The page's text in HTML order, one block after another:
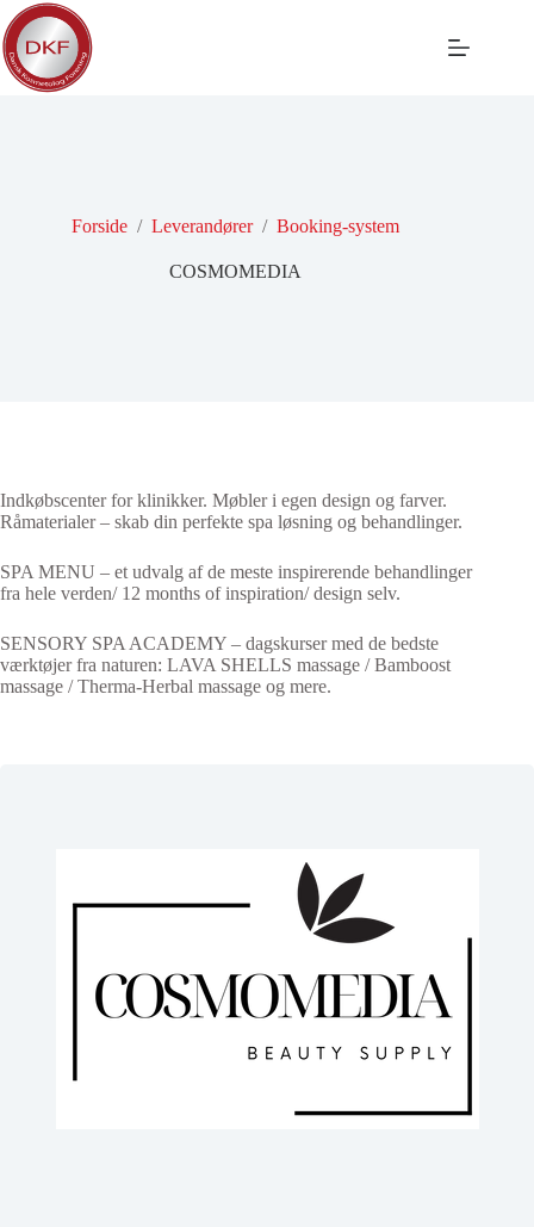
Fortsæt
til
indhold
Forside / Leverandører / Booking-system
COSMOMEDIA
Indkøbscenter for klinikker. Møbler i egen design og farver.
Råmaterialer – skab din perfekte spa løsning og behandlinger.
SPA MENU – et udvalg af de meste inspirerende behandlinger
fra hele verden/ 12 months of inspiration/ design selv.
SENSORY SPA ACADEMY – dagskurser med de bedste
værktøjer fra naturen: LAVA SHELLS massage / Bamboost
massage / Therma-Herbal massage og mere.